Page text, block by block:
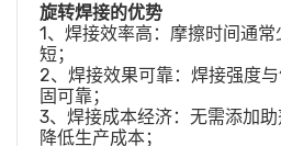
旋转焊接的优势
1、焊接效率高：摩擦时间通
短；
2、焊接效果可靠：焊接强度
固可靠；
3、焊接成本经济：无需添加助
降低生产成本；